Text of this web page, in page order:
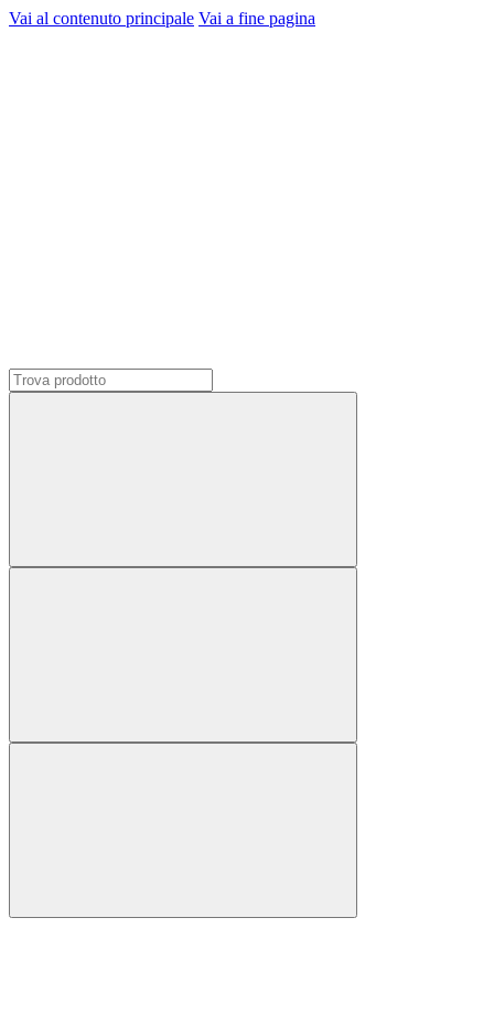
Vai al contenuto principale Vai a fine pagina